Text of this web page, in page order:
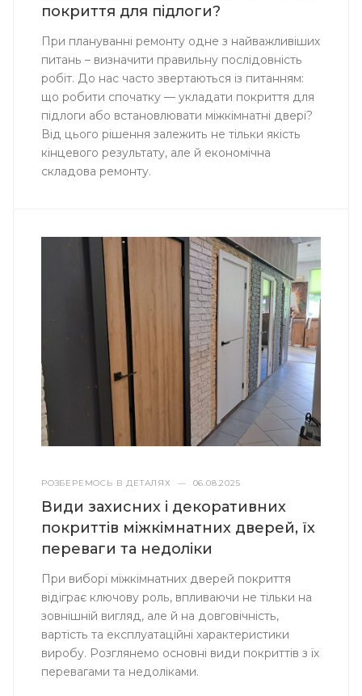
покриття для підлоги?
При плануванні ремонту одне з найважливіших
питань – визначити правильну послідовність
робіт. До нас часто звертаються із питанням:
що робити спочатку — укладати покриття для
підлоги або встановлювати міжкімнатні двері?
Від цього рішення залежить не тільки якість
кінцевого результату, але й економічна
складова ремонту.
РОЗБЕРЕМОСЬ В ДЕТАЛЯХ — 06.08.2025
Види захисних і декоративних
покриттів міжкімнатних дверей, їх
переваги та недоліки
При виборі міжкімнатних дверей покриття
відіграє ключову роль, впливаючи не тільки на
зовнішній вигляд, але й на довговічність,
вартість та експлуатаційні характеристики
виробу. Розглянемо основні види покриттів з їх
перевагами та недоліками.